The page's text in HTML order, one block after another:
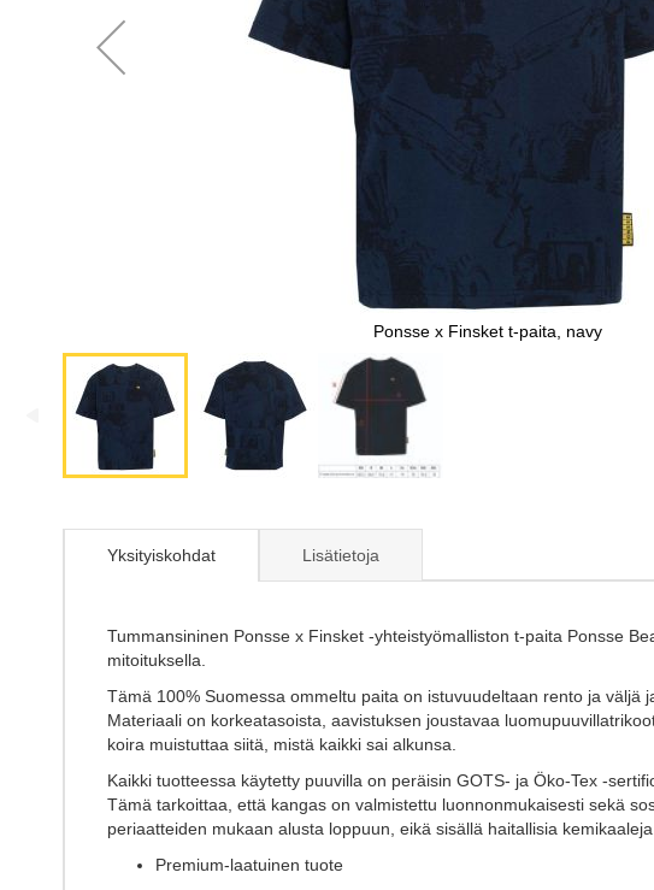
Ponsse x Finsket t-paita, navy
beginning
images
gallery
Yksityiskohdat
Tummansininen Ponsse x Finsket -yhteistyömalliston t-paita Ponsse
mitoituksella.
Tämä 100% Suomessa ommeltu paita on istuvuudeltaan rento ja väljä
Materiaali on korkeatasoista, aavistuksen joustavaa
koira muistuttaa siitä, mistä kaikki sai alkunsa.
Kaikki tuotteessa käytetty puuvilla on peräisin GOTS- ja Öko-Tex -
Tämä tarkoittaa, että kangas on valmistettu luonnonmukaisesti sekä
periaatteiden mukaan alusta loppuun, eikä sisällä haitallisia
Premium-laatuinen tuote
Lisätietoja